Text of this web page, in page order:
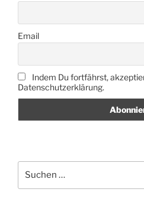
Email
Indem Du fortfährst,
Datenschutzerklärung.
nach: